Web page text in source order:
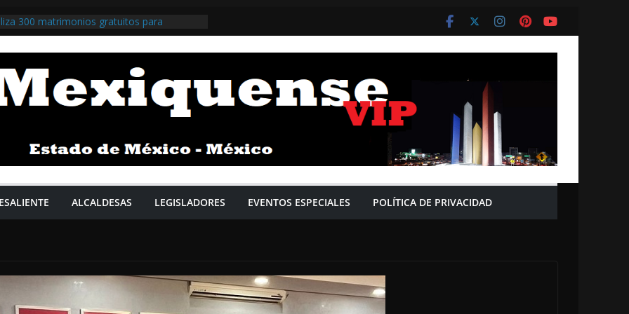
300 matrimonios gratuitos para
jurídica / @isaacsolar @GobNau >>>
Villegas impulsa apoyos gratuitos y el
Familiar / @Pedro_RVillegas
/ @Claudiashein @GobiernoMX >>>
para talleres y polvorines buscan
ALCALDESAS LEGISLADORES EVENTOS ESPECIALES POLÍTICA DE PRIVACIDAD